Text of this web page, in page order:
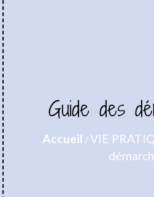
Guide des
Accueil /VIE